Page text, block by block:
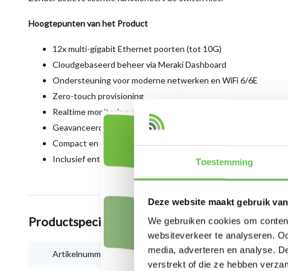
Toestemming
Deze website maakt gebruik
We gebruiken cookies om
websiteverkeer te analyseren.
media, adverteren en analyse.
verstrekt of die ze hebben
Hoogtepunten van het Product
12x multi-gigabit Ethernet poorten (tot 10G)
Cloudgebaseerd beheer via Meraki Dashboard
Ondersteuning voor moderne netwerken en WiFi 6/6E
Zero-touch provisioning
Realtime monitoring en beheer
Geavanceerde QoS en VLAN ondersteuning
Compact en energiezuinig ontwerp
Inclusief enterprise-grade beveiliging
Productspecificaties
Artikelnummer MS130-12X-HW